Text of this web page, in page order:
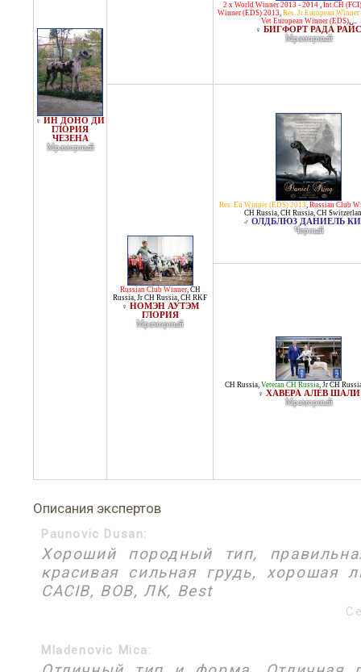
♀ ИН ДОНО ДИ
ГЛОРИЯ
ЧЕЗЕНА
Мраморный
2 x World Winner 2013 - 2014, Int.CH (FCI)
Winner (EDS) 2013, Res. Jr European
Vet European Winner (EDS), ...
♀ БИГФОРТ РАДА РАЙС
Мраморный
Russian Club Winner, CH
Russia, Jr CH Russia, CH RKF
♀ НОМЭН АУТЭМ
ГЛОРИЯ
Мраморный
Res. Eu Winner (EDS) 2013, Russian Club
CH Russia, CH Russia, CH
♂ ОЛДБЛЮЗ ДАНИЕЛЬ
Черный
CH Russia, Veteran CH Russia, Jr CH
♀ ХАВЕРА АЛЕВ ШАЛИ
Мраморный
Описания экспертов
Paunovic Dusan:
Хороший породный тип,
красивая сильная грудь, хорошая
CACIB, ВОВ, ЛК, Best
Mladenovic Mica: